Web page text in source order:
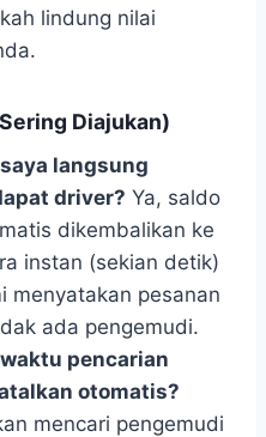
lindung nilai
Diajukan)
langsung
driver? Ya, saldo
dikembalikan ke
instan (sekian detik)
menyatakan pesanan
ada pengemudi.
pencarian
otomatis?
mencari pengemudi